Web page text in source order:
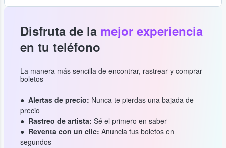
Disfruta de la mejor experiencia
en tu teléfono
La manera más sencilla de encontrar, rastrear y comprar
boletos
Alertas de precio: Nunca te pierdas una bajada de
precio
Rastreo de artista: Sé el primero en saber
Reventa con un clic: Anuncia tus boletos en
segundos